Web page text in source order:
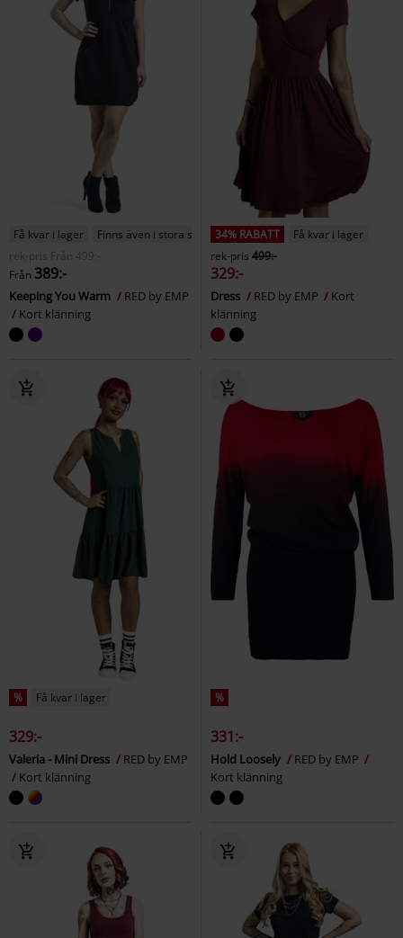
Få kvar i lager
Finns även i stora storlekar
rek-pris
Från
499:-
Från 389:-
Keeping You Warm
RED by EMP
Kort klänning
34% RABATT
Få kvar i lager
rek-pris 499:-
329:-
Dress RED by EMP
Kort
klänning
% Få kvar i lager
329:-
Valeria - Mini Dress
RED by EMP
Kort klänning
%
331:-
Hold Loosely
RED by EMP
Kort klänning